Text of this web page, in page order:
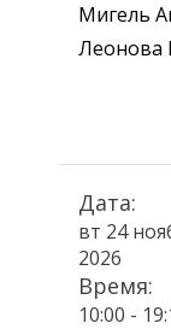
Мигель
Леонова
Дата:
вт 24
2026
Время:
10:00 -